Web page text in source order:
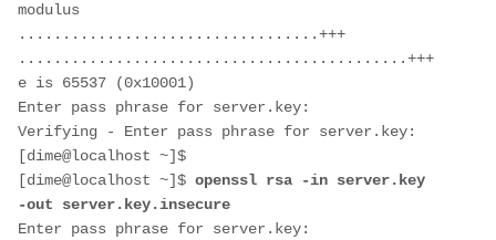
modulus
..................................+++
............................................+++
e is 65537 (0x10001)
Enter pass phrase for server.key:
Verifying - Enter pass phrase for server.key:
[dime@localhost ~]$
[dime@localhost ~]$ openssl rsa -in server.key
-out server.key.insecure
Enter pass phrase for server.key: